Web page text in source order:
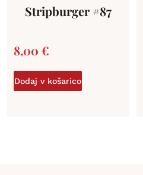
Stripburger #87
8,00 €
Dodaj v košarico